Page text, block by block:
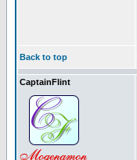
Back to top
CaptainFlint